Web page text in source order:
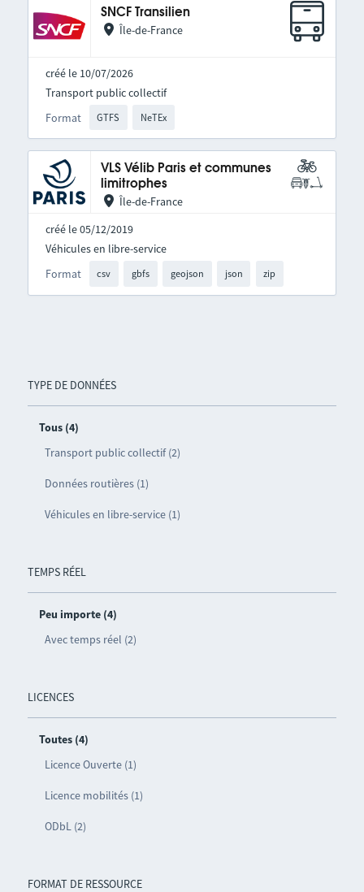
TYPE DE DONNÉES
Tous (4)
Transport public collectif (2)
Données routières (1)
Véhicules en libre-service (1)
TEMPS RÉEL
Peu importe (4)
Avec temps réel (2)
LICENCES
Toutes (4)
Licence Ouverte (1)
Licence mobilités (1)
ODbL (2)
FORMAT DE RESSOURCE
SNCF Transilien
Île-de-France
créé le 10/07/2026
Format GTFS NeTEx
Transport public collectif
VLS Vélib Paris et communes
limitrophes
Île-de-France
créé le 05/12/2019
Format csv gbfs geojson json zip
Véhicules en libre-service